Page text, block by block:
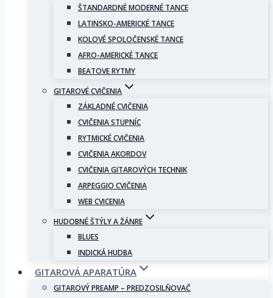
ŠTANDARDNÉ MODERNÉ TANCE
LATINSKO-AMERICKÉ TANCE
KOLOVÉ SPOLOČENSKÉ TANCE
AFRO-AMERICKÉ TANCE
BEATOVE RYTMY
GITAROVÉ CVIČENIA
ZÁKLADNÉ CVIČENIA
CVIČENIA STUPNÍC
RYTMICKÉ CVIČENIA
CVIČENIA AKORDOV
CVIČENIA GITAROVÝCH TECHNIK
ARPEGGIO CVIČENIA
WEB CVICENIA
HUDOBNÉ ŠTÝLY A ŽÁNRE
BLUES
INDICKÁ HUDBA
GITAROVÁ APARATÚRA
GITAROVÝ PREAMP – PREDZOSILŇOVAČ